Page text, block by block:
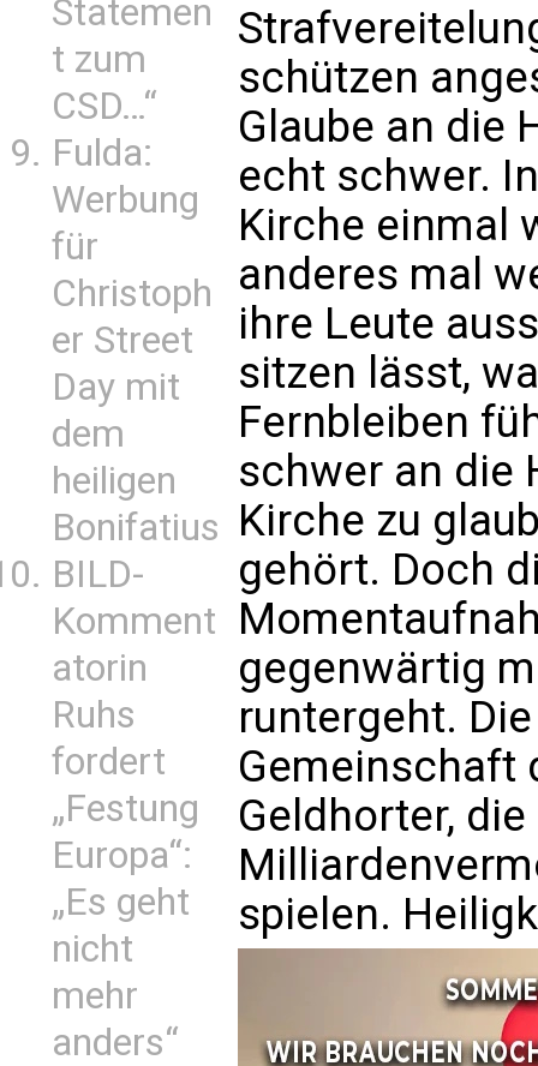
Statemen
t zum
CSD…“
Fulda:
Werbung
für
Christoph
er Street
Day mit
dem
heiligen
Bonifatius
BILD-
Komment
atorin
Ruhs
fordert
„Festung
Europa“:
„Es geht
nicht
mehr
anders“
schützen
Glaube an die
echt schwer.
Kirche einmal
anderes mal
ihre Leute
sitzen lässt,
Fernbleiben
schwer an die
Kirche zu
gehört. Doch
gegenwärtig
runtergeht.
Gemeinschaft
Geldhorter,
spielen.